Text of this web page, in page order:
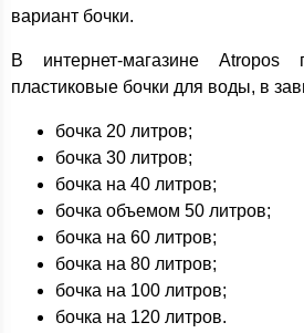
вариант бочки.
В интернет-магазине Atropos
пластиковые бочки для воды, в
бочка 20 литров;
бочка 30 литров;
бочка на 40 литров;
бочка объемом 50 литров;
бочка на 60 литров;
бочка на 80 литров;
бочка на 100 литров;
бочка на 120 литров.